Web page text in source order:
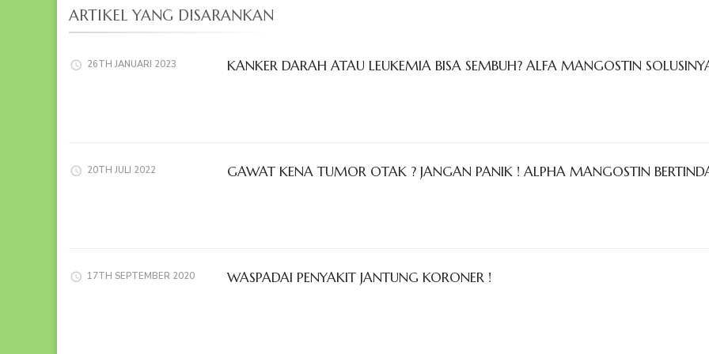
ARTIKEL YANG DISARANKAN
26TH JANUARI 2023 KANKER DARAH ATAU LEUKEMIA BISA SEMBUH? ALFA MANGOSTIN
20TH JULI 2022 GAWAT KENA TUMOR OTAK ? JANGAN PANIK ! ALPHA MANGOSTIN
17TH SEPTEMBER 2020 WASPADAI PENYAKIT JANTUNG KORONER !